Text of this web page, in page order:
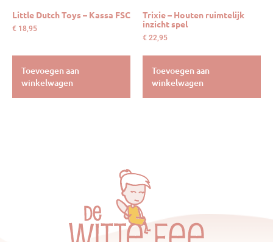
Little Dutch Toys – Kassa FSC
€ 18,95
Toevoegen aan
winkelwagen
Trixie – Houten ruimtelijk
inzicht spel
€ 22,95
Toevoegen aan
winkelwagen